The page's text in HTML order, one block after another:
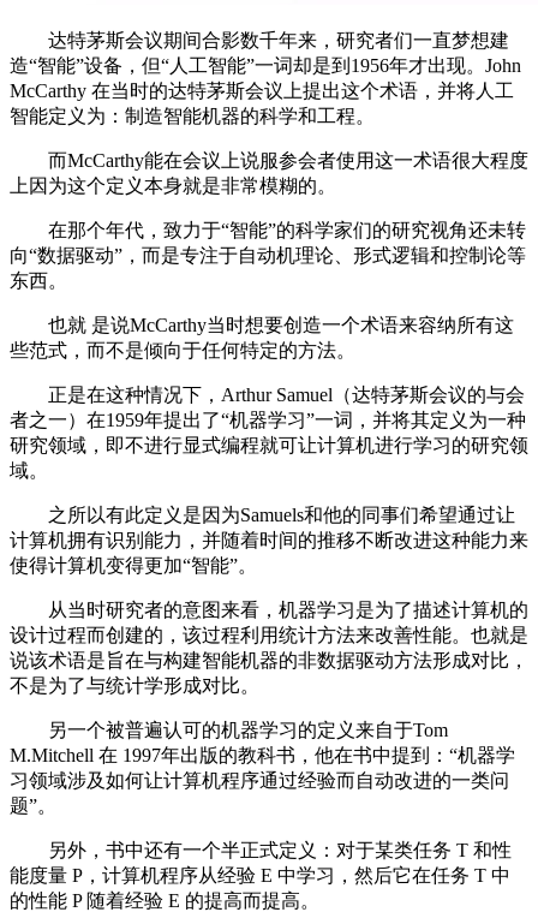
达特茅斯会议期间合影数千年来，研究者们一直梦想建
造“智能”设备，但“人工智能”一词却是到1956年才出现。John
McCarthy 在当时的达特茅斯会议上提出这个术语，并将人工
智能定义为：制造智能机器的科学和工程。
而McCarthy能在会议上说服参会者使用这一术语很大程度
上因为这个定义本身就是非常模糊的。
在那个年代，致力于“智能”的科学家们的研究视角还未转
向“数据驱动”，而是专注于自动机理论、形式逻辑和控制论等
东西。
也就 是说McCarthy当时想要创造一个术语来容纳所有这
些范式，而不是倾向于任何特定的方法。
正是在这种情况下，Arthur Samuel（达特茅斯会议的与会
者之一）在1959年提出了“机器学习”一词，并将其定义为一种
研究领域，即不进行显式编程就可让计算机进行学习的研究领
域。
之所以有此定义是因为Samuels和他的同事们希望通过让
计算机拥有识别能力，并随着时间的推移不断改进这种能力来
使得计算机变得更加“智能”。
从当时研究者的意图来看，机器学习是为了描述计算机的
设计过程而创建的，该过程利用统计方法来改善性能。也就是
说该术语是旨在与构建智能机器的非数据驱动方法形成对比，
不是为了与统计学形成对比。
另一个被普遍认可的机器学习的定义来自于Tom
M.Mitchell 在 1997年出版的教科书，他在书中提到：“机器学
习领域涉及如何让计算机程序通过经验而自动改进的一类问
题”。
另外，书中还有一个半正式定义：对于某类任务 T 和性
能度量 P，计算机程序从经验 E 中学习，然后它在任务 T 中
的性能 P 随着经验 E 的提高而提高。